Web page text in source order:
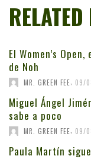
El Women’s
de Noh
MR. GREEN FEE, 09/
Miguel Ángel
sabe a poco
MR. GREEN FEE 09/
Paula Martín